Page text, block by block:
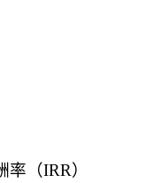
（IRR）